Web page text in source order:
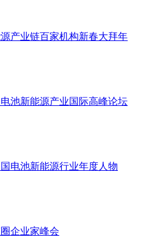
产业链百家机构新春大拜年
池新能源产业国际高峰论坛
电池新能源行业年度人物
企业家峰会